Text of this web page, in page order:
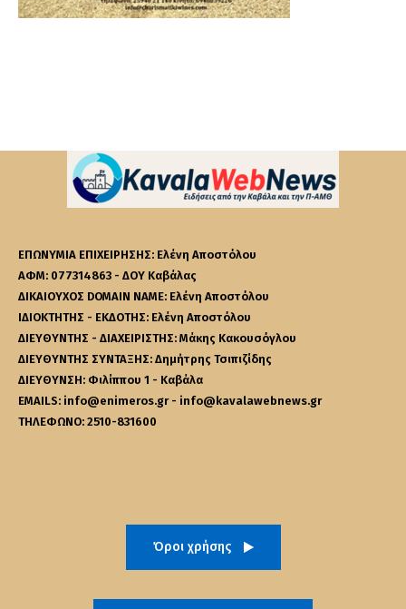
ΕΠΩΝΥΜΙΑ ΕΠΙΧΕΙΡΗΣΗΣ: Ελένη Αποστόλου
ΑΦΜ: 077314863 - ΔΟΥ Καβάλας
ΔΙΚΑΙΟΥΧΟΣ DOMAIN NAME: Ελένη Αποστόλου
ΙΔΙΟΚΤΗΤΗΣ - ΕΚΔΟΤΗΣ: Ελένη Αποστόλου
ΔΙΕΥΘΥΝΤΗΣ - ΔΙΑΧΕΙΡΙΣΤΗΣ: Μάκης Κακουσόγλου
ΔΙΕΥΘΥΝΤΗΣ ΣΥΝΤΑΞΗΣ: Δημήτρης Τσιπιζίδης
ΔΙΕΥΘΥΝΣΗ: Φιλίππου 1 - Καβάλα
EMAILS: info@enimeros.gr - info@kavalawebnews.gr
ΤΗΛΕΦΩΝΟ: 2510-831600
Όροι χρήσης